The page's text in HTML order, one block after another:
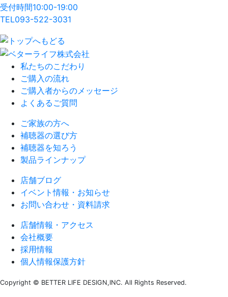
受付時間10:00-19:00
TEL093-522-3031
私たちのこだわり
ご購入の流れ
ご購入者からのメッセージ
よくあるご質問
ご家族の方へ
補聴器の選び方
補聴器を知ろう
製品ラインナップ
店舗ブログ
イベント情報・お知らせ
お問い合わせ・資料請求
店舗情報・アクセス
会社概要
採用情報
個人情報保護方針
Copyright © BETTER LIFE DESIGN,INC. All Rights Reserved.